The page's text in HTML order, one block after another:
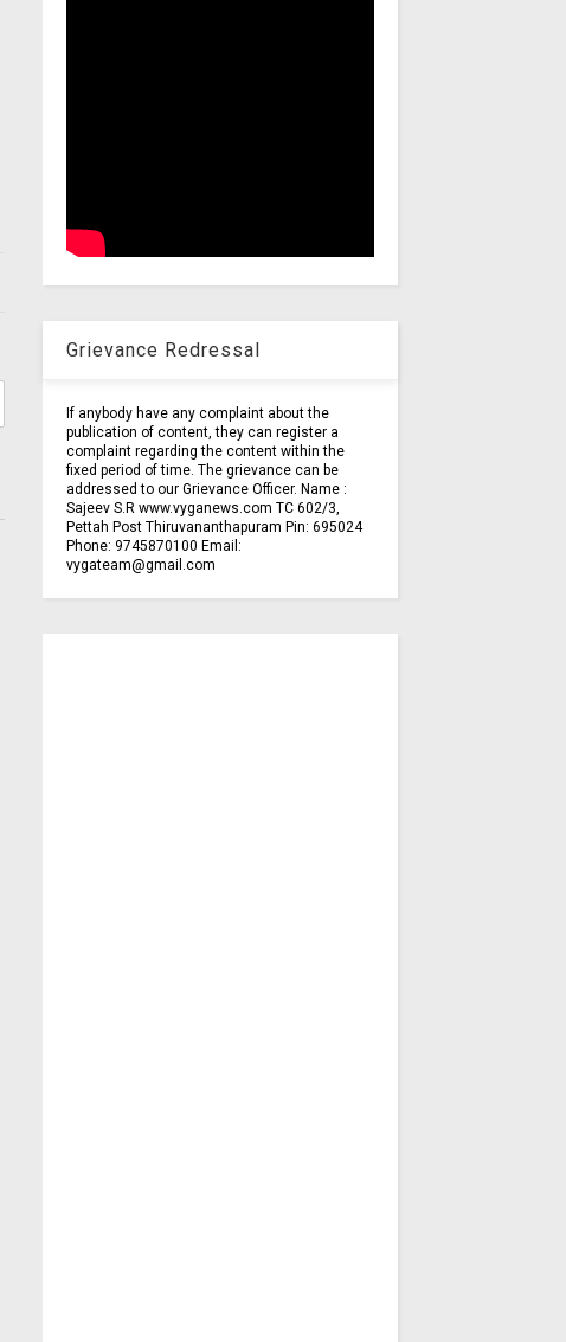
Grievance Redressal
If anybody have any complaint about the
publication of content, they can register a
complaint regarding the content within the
fixed period of time. The grievance can be
addressed to our Grievance Officer. Name :
Sajeev S.R www.vyganews.com TC 602/3,
Pettah Post Thiruvananthapuram Pin: 695024
Phone: 9745870100 Email:
vygateam@gmail.com